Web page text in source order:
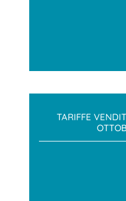
TARIFFE